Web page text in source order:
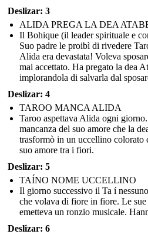
Deslizar: 3
ALIDA PREGA LA DEA
Il Bohique (il leader spirituale e
Suo padre le proibì di rivedere
Alida era devastata! Voleva
mai accettato. Ha pregato la dea
implorandola di salvarla dal
Deslizar: 4
TAROO MANCA ALIDA
Taroo aspettava Alida ogni
mancanza del suo amore che la
trasformò in un uccellino colorato
suo amore tra i fiori.
Deslizar: 5
TAÍNO NOME UCCELLINO
Il giorno successivo il Ta í
che volava di fiore in fiore. Le
emetteva un ronzio musicale.
Deslizar: 6